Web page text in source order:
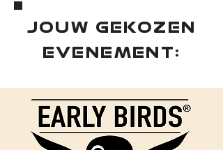
JOUW GEKOZEN
EVENEMENT: